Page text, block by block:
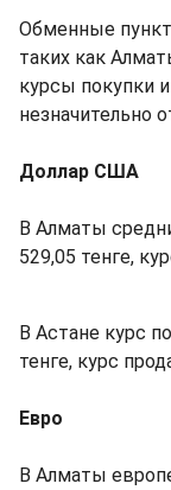
Обменные
таких как
курсы покупки
незначительно
Доллар США
В Алматы
529,05 тенге,
В Астане курс
тенге, курс
Евро
В Алматы